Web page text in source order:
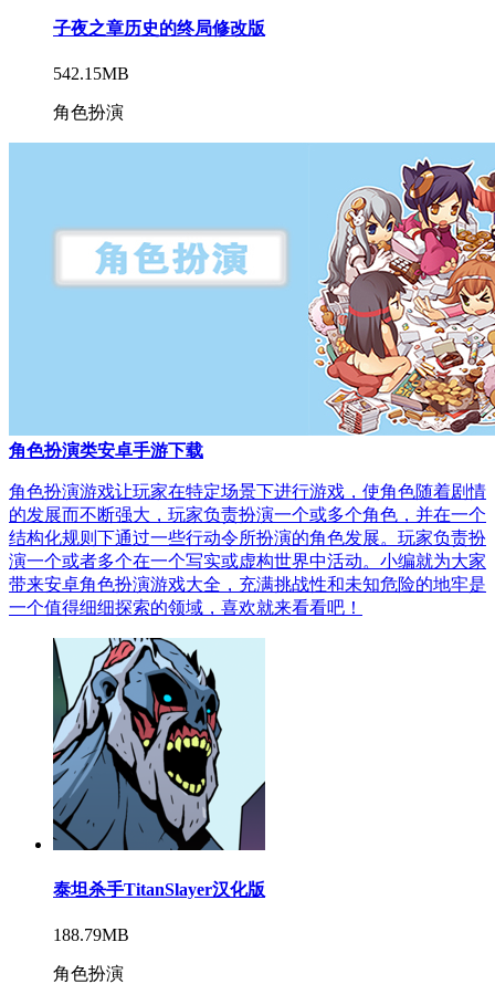
子夜之章历史的终局修改版
542.15MB
角色扮演
角色扮演类安卓手游下载
角色扮演游戏让玩家在特定场景下进行游戏，使角色随着剧情
的发展而不断强大，玩家负责扮演一个或多个角色，并在一个
结构化规则下通过一些行动令所扮演的角色发展。玩家负责扮
演一个或者多个在一个写实或虚构世界中活动。小编就为大家
带来安卓角色扮演游戏大全，充满挑战性和未知危险的地牢是
一个值得细细探索的领域，喜欢就来看看吧！
泰坦杀手TitanSlayer汉化版
188.79MB
角色扮演